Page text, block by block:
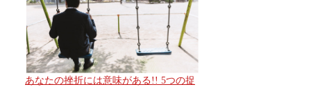
あなたの挫折には意味がある!! 5つの捉